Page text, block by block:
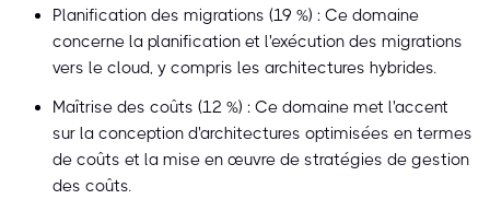
Planification des migrations (19 %) : Ce domaine
concerne la planification et l'exécution des migrations
vers le cloud, y compris les architectures hybrides.
Maîtrise des coûts (12 %) : Ce domaine met l'accent
sur la conception d'architectures optimisées en termes
de coûts et la mise en œuvre de stratégies de gestion
des coûts.